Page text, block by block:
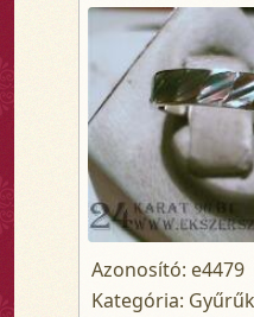
Azonosító: e4479
Kategória: Gyűrűk